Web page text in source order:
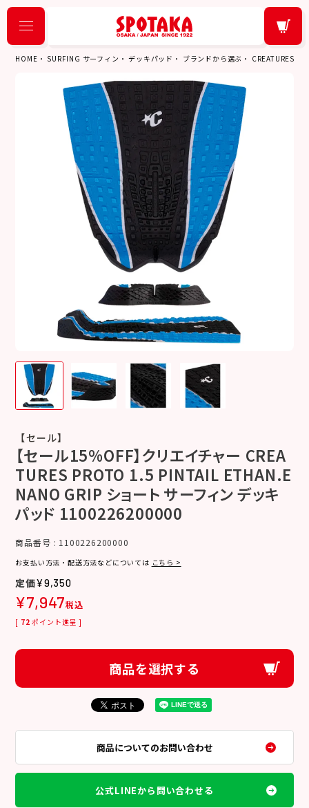
HOME SURFING サーフィン デッキパッド ブランドから選ぶ CREATURES ク
【セール】
【セール15%OFF】クリエイチャー CREA
TURES PROTO 1.5 PINTAIL ETHAN.E
NANO GRIP ショート サーフィン デッキ
パッド 1100226200000
商品番号 1100226200000
お支払い方法・配送方法などについては こちら >
¥9,350
¥7,947税込
[ 72 ポイント進呈 ]
商品を選択する
商品についてのお問い合わせ
公式LINEから問い合わせる